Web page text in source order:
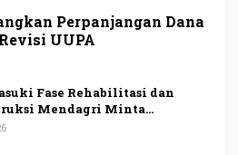
Perpanjangan Dana
UUPA
Fase Rehabilitasi dan
Mendagri Minta
Anggaran Dipublikasikan